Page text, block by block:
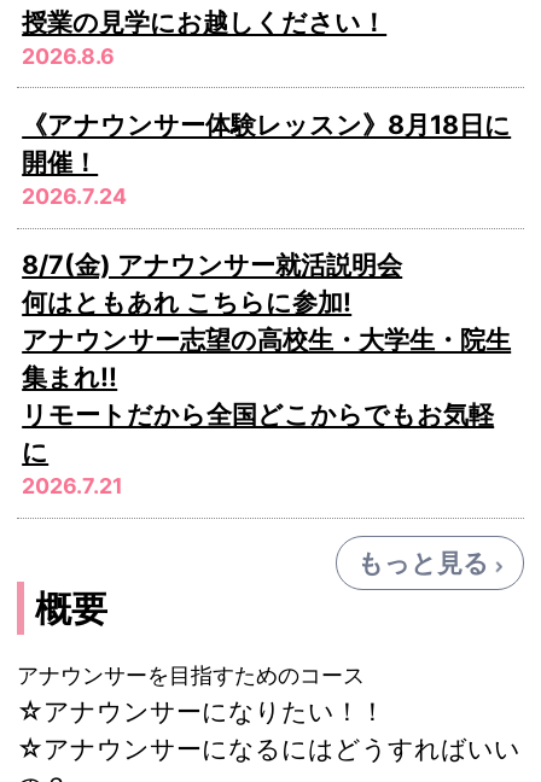
授業の見学にお越しください！
2026.8.6
《アナウンサー体験レッスン》8月18日に
開催！
2026.7.24
8/7(金) アナウンサー就活説明会
何はともあれ こちらに参加!
アナウンサー志望の高校生・大学生・院生
集まれ!!
リモートだから全国どこからでもお気軽
に
2026.7.21
もっと見る
概要
アナウンサーを目指すためのコース
☆アナウンサーになりたい！！
☆アナウンサーになるにはどうすればいい